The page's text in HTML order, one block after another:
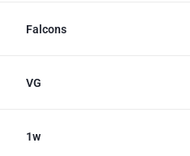
Falcons
VG
1w